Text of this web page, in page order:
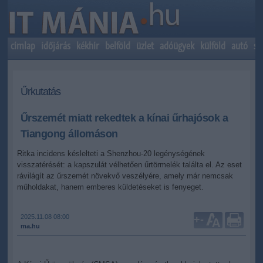
címlap időjárás kékhír belföld üzlet adóügyek külföld autó
Űrkutatás
Űrszemét miatt rekedtek a kínai űrhajósok a
Tiangong állomáson
Ritka incidens késlelteti a Shenzhou-20 legénységének
visszatérését: a kapszulát vélhetően űrtörmelék találta el. Az eset
rávilágít az űrszemét növekvő veszélyére, amely már nemcsak
műholdakat, hanem emberes küldetéseket is fenyeget.
2025.11.08 08:00
ma.hu
+-